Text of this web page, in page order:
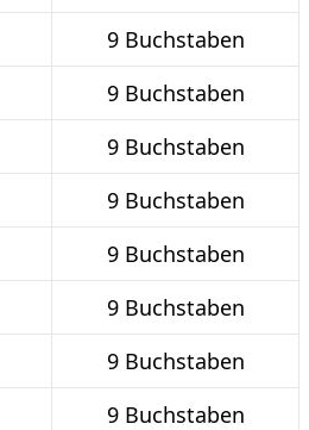
9 Buchstaben
9 Buchstaben
9 Buchstaben
9 Buchstaben
9 Buchstaben
9 Buchstaben
9 Buchstaben
9 Buchstaben